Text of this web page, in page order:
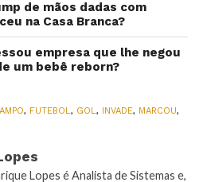
de mãos dadas com
na Casa Branca?
empresa que lhe negou
um bebê reborn?
, FUTEBOL , GOL , INVADE, MARCOU,
Lopes é Analista de Sistemas e,